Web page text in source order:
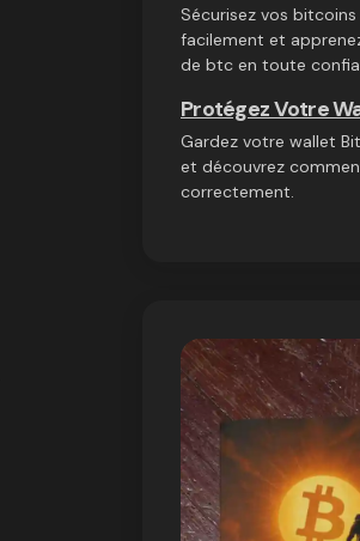
Sécurisez vos
facilement et
de btc en toute
Protégez Votre
Gardez votre wallet
et découvrez
correctement.